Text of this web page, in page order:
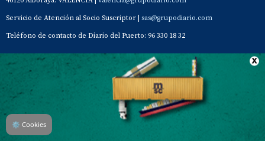
Servicio de Atención al Socio Suscriptor | sas@grupodiario.com
Teléfono de contacto de Diario del Puerto: 96 330 18 32
Contacto Aviso Legal Quiénes somos Política de privacidad
⚙ Cookies